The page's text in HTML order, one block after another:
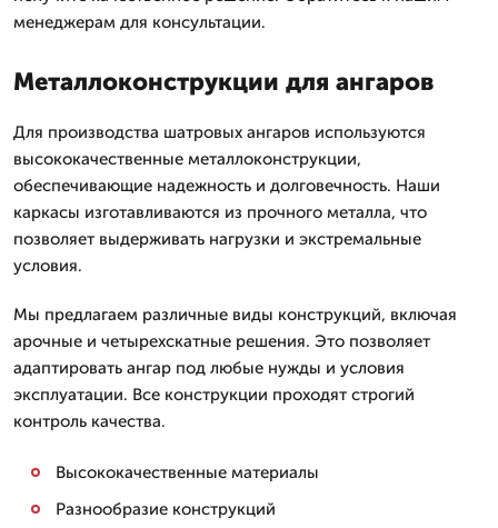
менеджерам для консультации.
Металлоконструкции для ангаров
Для производства шатровых ангаров используются
высококачественные металлоконструкции,
обеспечивающие надежность и долговечность. Наши
каркасы изготавливаются из прочного металла, что
позволяет выдерживать нагрузки и экстремальные
условия.
Мы предлагаем различные виды конструкций, включая
арочные и четырехскатные решения. Это позволяет
адаптировать ангар под любые нужды и условия
эксплуатации. Все конструкции проходят строгий
контроль качества.
Высококачественные материалы
Разнообразие конструкций